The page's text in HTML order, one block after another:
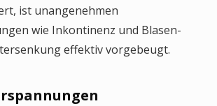
ist unangenehmen
wie Inkontinenz und Blasen-
effektiv vorgebeugt.